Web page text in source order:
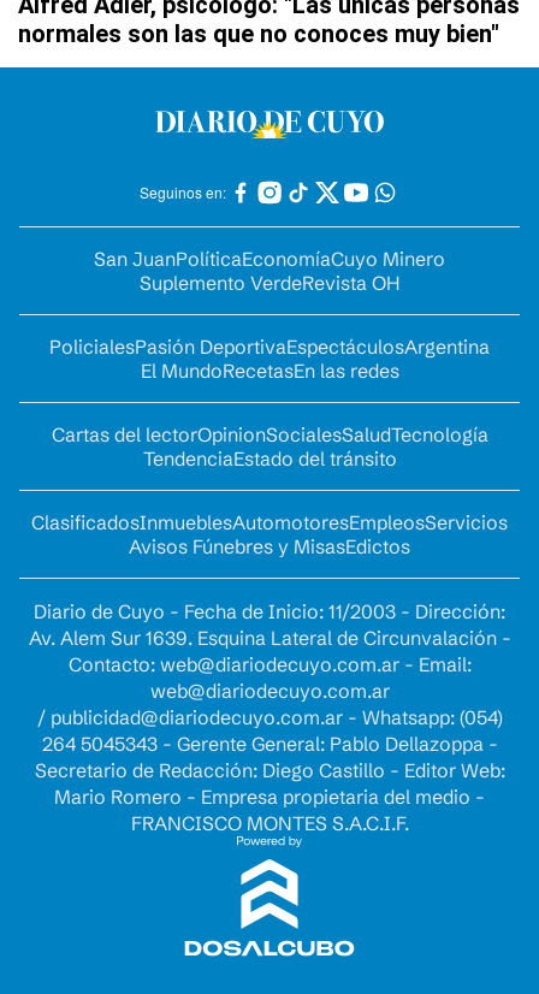
normales son las que no conoces muy bien"
Seguinos en:
San JuanPolíticaEconomíaCuyo Minero
Suplemento VerdeRevista OH
PolicialesPasión DeportivaEspectáculosArgentina
El MundoRecetasEn las redes
Cartas del lectorOpinionSocialesSaludTecnología
TendenciaEstado del tránsito
ClasificadosInmueblesAutomotoresEmpleosServicios
Avisos Fúnebres y MisasEdictos
Diario de Cuyo - Fecha de Inicio: 11/2003 - Dirección:
Av. Alem Sur 1639. Esquina Lateral de Circunvalación -
Contacto: web@diariodecuyo.com.ar- Email:
web@diariodecuyo.com.ar
/ publicidad@diariodecuyo.com.ar- Whatsapp: (054)
264 5045343 - Gerente General: Pablo Dellazoppa -
Secretario de Redacción: Diego Castillo - Editor Web:
Mario Romero - Empresa propietaria del medio -
FRANCISCO MONTES S.A.C.I.F.